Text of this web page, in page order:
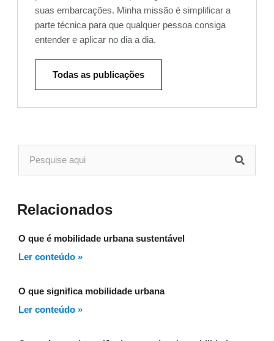
suas embarcações. Minha missão é simplificar a
parte técnica para que qualquer pessoa consiga
entender e aplicar no dia a dia.
Todas as publicações
Relacionados
O que é mobilidade urbana sustentável
Ler conteúdo »
O que significa mobilidade urbana
Ler conteúdo »